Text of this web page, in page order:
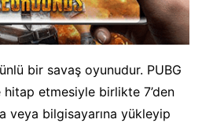
bir savaş oyunudur. PUBG
etmesiyle birlikte 7’den
veya bilgisayarına yükleyip